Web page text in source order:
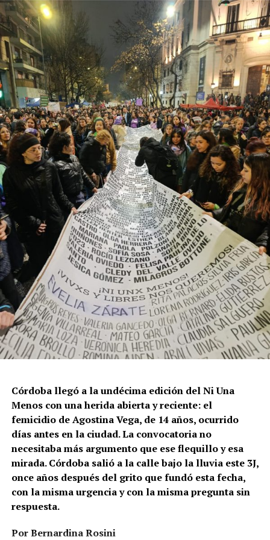
excepcional. El año pasado se registraron 227 crímenes
de odio contra personas lesbianas, gays, bisexuales,
trans (travestis, transexuales y transgéneros) y otras
identidades disidentes. Según el informe anual del
Observatorio Nacional de Crímenes de Odio LGBT+, fue
el año más violento desde la creación de este organismo,
con un crecimiento de más del 60% respecto de 2024,
cuando se habían registrado 140 casos. Se trata, dice el
relevamiento, de un aumento “abrupto, excepcional y
cualitativamente distinto a la progresión observada en
los años anteriores”.
La violencia por odio hacia el colectivo LGBT+ se
intensificó en un contexto de desmantelamiento de
políticas públicas, vaciamiento de organismos de
protección, paralización de la agenda legislativa en
materia de derechos y consolidación de discursos
fascistas que estigmatizan a la diversidad.
Para María Rachid, titular del Instituto contra la
Discriminación de la Ciudad de Buenos Aires e
integrante de la Federación Argentina LGBT+
(FALGBT), el drástico aumento de estos crímenes en
Argentina no puede separarse de los discursos de odio
que provienen del gobierno nacional. “Tanto el
de manera violenta y discriminatoria hacia la comunidad
LGBT en general y, principalmente, hacia la comunidad
trans”, describe Rachid. “Y eso –agrega– genera mayor
violencia y discriminación en la vida cotidiana. Esos
discursos terminan legitimando, avalando y fomentando
la violencia hacia nuestra comunidad”.
Esa realidad se percibe en lo cotidiano. Ayito Cabrera,
director y fundador de la organización Espacio
Tolomocho –que nuclea a personas trans con
discapacidad–, advierte que el aumento no se limita a los
Córdoba llegó a la undécima edición del Ni Una
Menos con una herida abierta y reciente: el
femicidio de Agostina Vega, de 14 años, ocurrido
días antes en la ciudad. La convocatoria no
necesitaba más argumento que ese flequillo y esa
mirada. Córdoba salió a la calle bajo la lluvia este 3J,
once años después del grito que fundó esta fecha,
con la misma urgencia y con la misma pregunta sin
respuesta.
Por Bernardina Rosini